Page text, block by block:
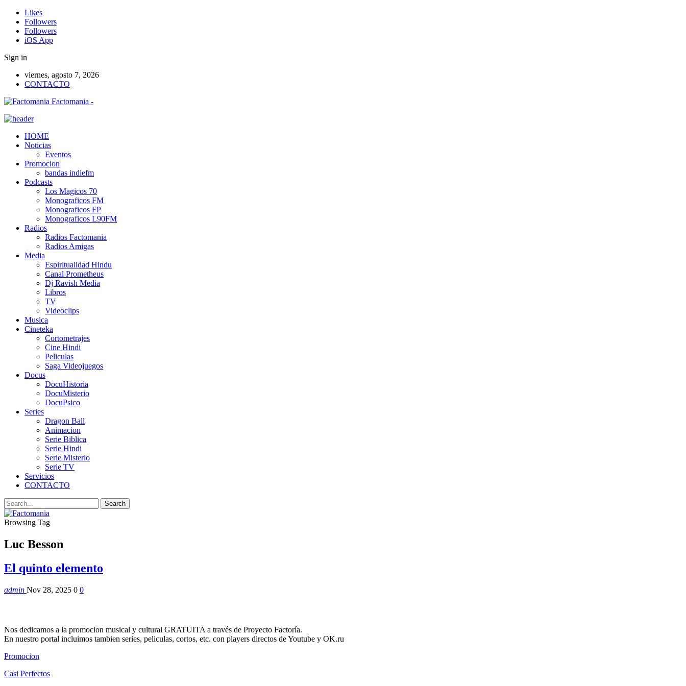
Likes
Followers
Followers
iOS App
Sign in
viernes, agosto 7, 2026
CONTACTO
Factomania -
HOME
Noticias
Eventos
Promocion
bandas indiefm
Podcasts
Los Magicos 70
Monograficos FM
Monograficos FP
Monograficos L90FM
Radios
Radios Factomania
Radios Amigas
Media
Espiritualidad Hindu
Canal Prometheus
Dj Ravish Media
Libros
TV
Videoclips
Musica
Cineteka
Cortometrajes
Cine Hindi
Peliculas
Saga Videojuegos
Docus
DocuHistoria
DocuMisterio
DocuPsico
Series
Dragon Ball
Animacion
Serie Biblica
Serie Hindi
Serie Misterio
Serie TV
Servicios
CONTACTO
Browsing Tag
Luc Besson
El quinto elemento
admin Nov 28, 2025 0 0
Nos dedicamos a la promocion musical y cultural GRATUITA a través de Proyecto Factoría.
En nuestro portal incluimos tambien series, peliculas, cortos, etc. con players directos de Youtube y OK.ru
Promocion
Casi Perfectos